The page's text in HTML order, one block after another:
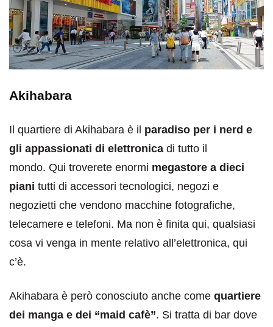
Akihabara
Il quartiere di Akihabara è il paradiso per i nerd e
gli appassionati di elettronica di tutto il
mondo. Qui troverete enormi megastore a dieci
piani tutti di accessori tecnologici, negozi e
negozietti che vendono macchine fotografiche,
telecamere e telefoni. Ma non è finita qui, qualsiasi
cosa vi venga in mente relativo all’elettronica, qui
c’è.
Akihabara è però conosciuto anche come quartiere
dei manga e dei “maid cafè”. Si tratta di bar dove